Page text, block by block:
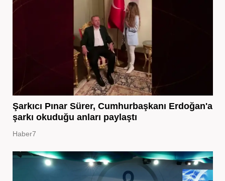
Şarkıcı Pınar Sürer, Cumhurbaşkanı Erdoğan'a
şarkı okuduğu anları paylaştı
Haber7